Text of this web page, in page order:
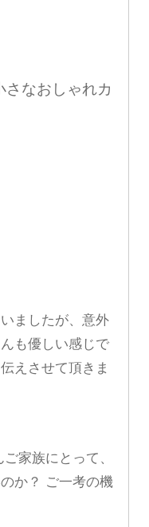
さなおしゃれカ
ましたが、意外
も優しい感じで
えさせて頂きま
家族にとって、
か？ ご一考の機